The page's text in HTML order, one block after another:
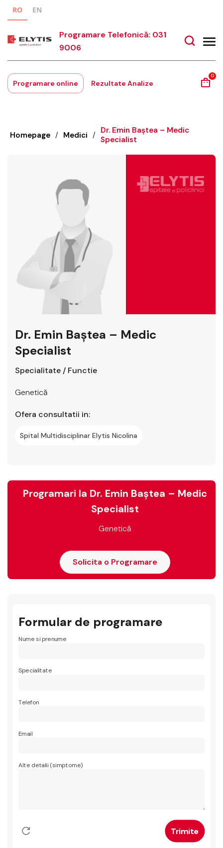
RO EN
Programare Telefonică: 031
9006
Programare online Rezultate Analize
0
Homepage / Medici / Dr. Emin Baștea – Medic
Specialist
Dr. Emin Baștea – Medic
Specialist
Specialitate / Functie
Genetică
Ofera consultatii in:
Spital Multidisciplinar Elytis Nicolina
Programari la Dr. Emin Baștea – Medic
Specialist
Genetică
Solicita o Programare
Formular de programare
Nume si prenume
Specialitate
Telefon
Email
Alte detalii (simptome)